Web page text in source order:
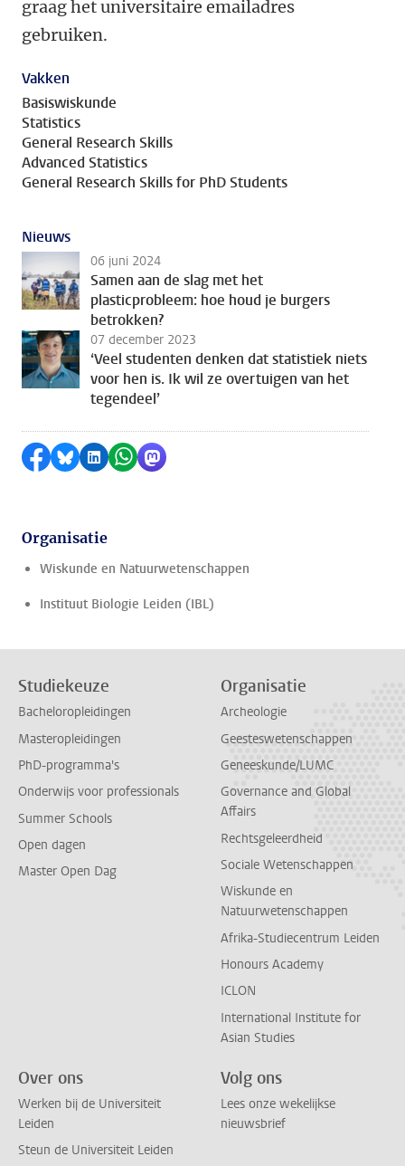
graag het universitaire emailadres
gebruiken.
Vakken
Basiswiskunde
Statistics
General Research Skills
Advanced Statistics
General Research Skills for PhD Students
Nieuws
06 juni 2024
Samen aan de slag met het
plasticprobleem: hoe houd je burgers
betrokken?
07 december 2023
‘Veel studenten denken dat statistiek niets
voor hen is. Ik wil ze overtuigen van het
tegendeel’
Delen op Facebook
Delen via Bluesky
Delen op LinkedIn
Delen via WhatsApp
Delen via Mastodon
Organisatie
Wiskunde en Natuurwetenschappen
Instituut Biologie Leiden (IBL)
Studiekeuze
Bacheloropleidingen
Masteropleidingen
PhD-programma's
Onderwijs voor professionals
Summer Schools
Open dagen
Master Open Dag
Organisatie
Archeologie
Geesteswetenschappen
Geneeskunde/LUMC
Governance and Global
Affairs
Rechtsgeleerdheid
Sociale Wetenschappen
Wiskunde en
Natuurwetenschappen
Afrika-Studiecentrum Leiden
Honours Academy
ICLON
International Institute for
Asian Studies
Over ons
Werken bij de Universiteit
Leiden
Steun de Universiteit Leiden
Volg ons
Lees onze wekelijkse
nieuwsbrief